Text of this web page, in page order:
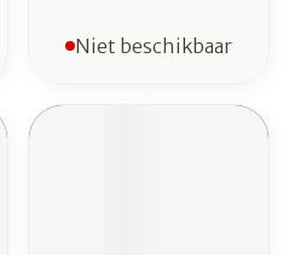
Niet beschikbaar